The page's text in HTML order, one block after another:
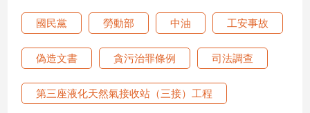
國民黨 勞動部 中油 工安事故
偽造文書 貪污治罪條例 司法調查
第三座液化天然氣接收站（三接）工程